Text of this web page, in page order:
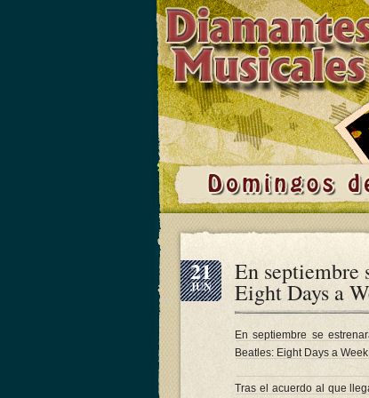
21
JUN
En septiembre
Eight Days a
En septiembre se
Beatles: Eight Days a
Tras el acuerdo al que